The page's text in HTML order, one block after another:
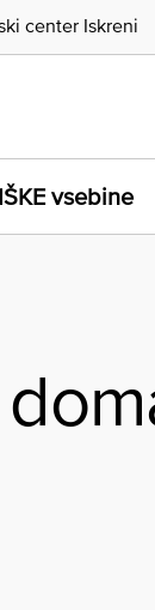
vsebine
center Iskreni